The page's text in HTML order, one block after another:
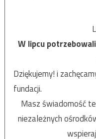
W lipcu
Dziękujemy! i
fundacji.
Masz świadomość
niezależnych